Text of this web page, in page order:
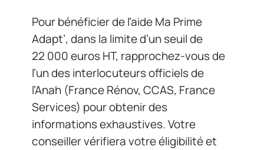
Pour bénéficier de l’aide Ma Prime
Adapt’, dans la limite d’un seuil de
22 000 euros HT, rapprochez-vous de
l’un des interlocuteurs officiels de
l’Anah (France Rénov, CCAS, France
Services) pour obtenir des
informations exhaustives. Votre
conseiller vérifiera votre éligibilité et